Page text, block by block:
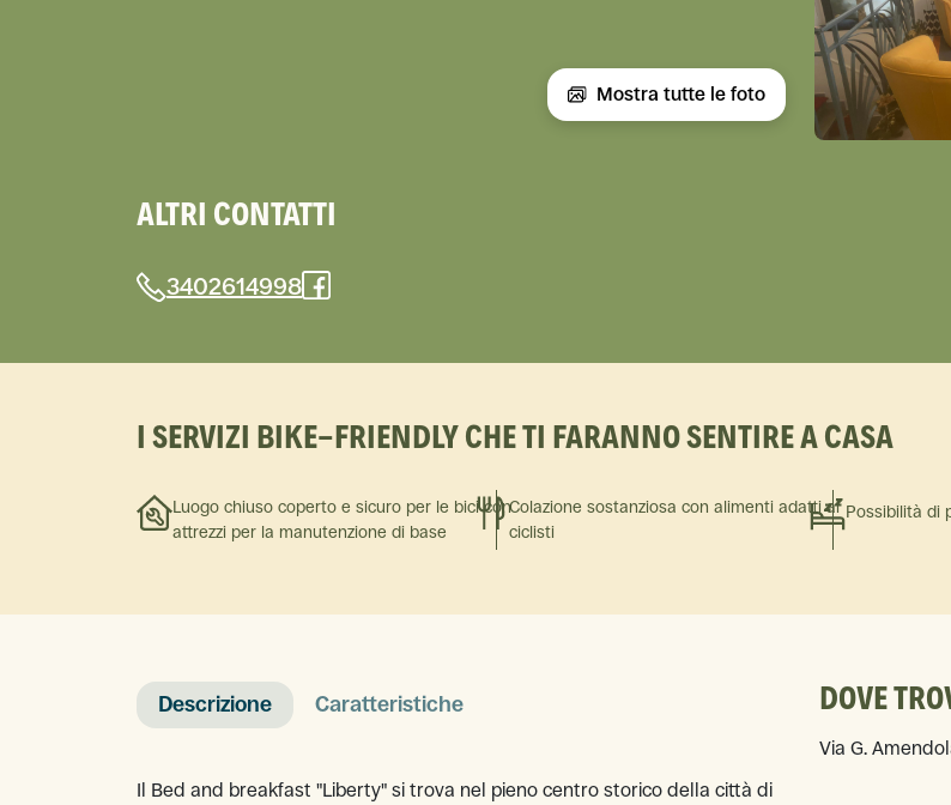
Mostra tutte le foto
ALTRI CONTATTI
3402614998
I SERVIZI BIKE-FRIENDLY CHE TI FARANNO SENTIRE A CASA
Luogo chiuso coperto e sicuro per le bici con
attrezzi per la manutenzione di base
Colazione sostanziosa con alimenti adatti ai
ciclisti
Possibilità di
Descrizione Caratteristiche
Il Bed and breakfast "Liberty" si trova nel pieno centro storico della città di
DOVE
Via G.